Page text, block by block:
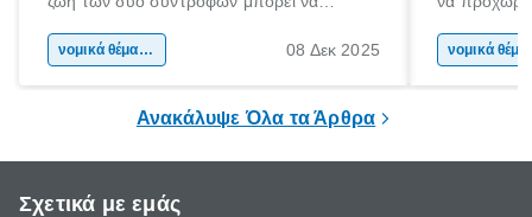
Όταν οι διαφωνίες πληθαίνουν και η
νομικά θέματα & συμβουλές 08 Δεκ 2025
θέλεις
Ανακάλυψε Όλα τα Άρθρα
Σχετικά με εμάς